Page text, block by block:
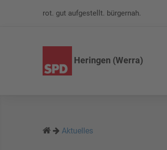
rot. gut aufgestellt. bürgernah.
Heringen (Werra)
Aktuelles